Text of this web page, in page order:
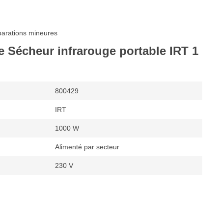
mineures
Sécheur infrarouge portable IRT 1
800429
IRT
1000 W
Alimenté par secteur
230 V